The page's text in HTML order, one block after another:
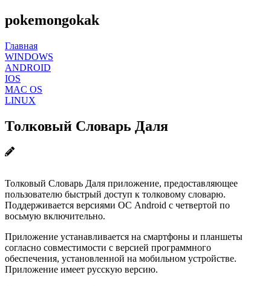
pokemongokak
Главная
WINDOWS
ANDROID
IOS
MAC OS
LINUX
Толковый Словарь Даля
Толковый Словарь Даля приложение, предоставляющее
пользователю быстрый доступ к толковому словарю.
Поддерживается версиями ОС Android с четвертой по
восьмую включительно.
Приложение устанавливается на смартфоны и планшеты
согласно совместимости с версией программного
обеспечения, установленной на мобильном устройстве.
Приложение имеет русскую версию.